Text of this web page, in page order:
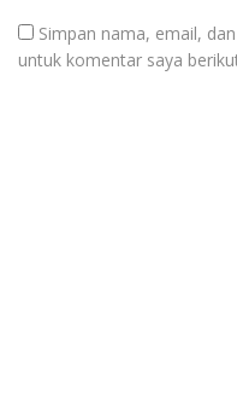
Simpan nama, email,
untuk komentar saya